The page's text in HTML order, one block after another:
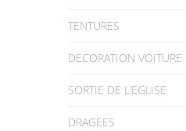
TENTURES
DECORATION VOITURE
SORTIE DE L’EGLISE
DRAGEES